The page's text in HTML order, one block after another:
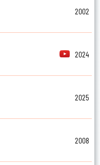
2002
2024
2025
2008